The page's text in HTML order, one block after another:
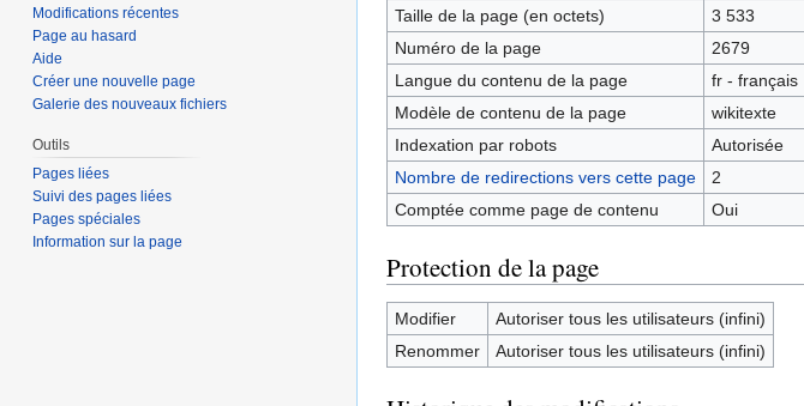
Taille de la page (en octets)
3 533
Numéro de la page
2679
Langue du contenu de la page
fr - français
Modèle de contenu de la page
wikitexte
Indexation par robots
Autorisée
Nombre de redirections vers cette page
2
Comptée comme page de contenu
Oui
Protection de la page
Modifier
Autoriser tous les utilisateurs (infini)
Renommer
Autoriser tous les utilisateurs (infini)
Modifications récentes
Page au hasard
Aide
Créer une nouvelle page
Galerie des nouveaux fichiers
Outils
Pages liées
Suivi des pages liées
Pages spéciales
Information sur la page